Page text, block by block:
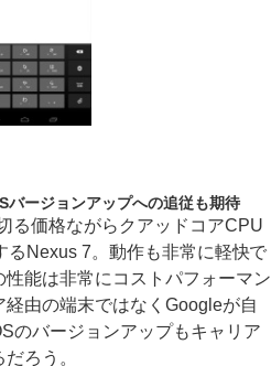
バージョンアップへの追従も期待
る価格ながらクアッドコアCPU
Nexus 7。動作も非常に軽快で
能は非常にコストパフォーマン
由の端末ではなくGoogleが自
のバージョンアップもキャリア
ろう。